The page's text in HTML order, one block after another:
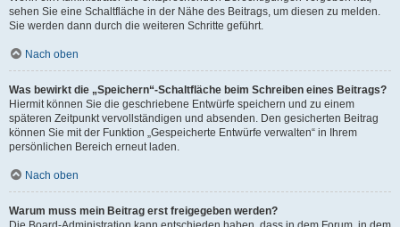
sehen Sie eine Schaltfläche in der Nähe des Beitrags, um diesen zu melden.
Sie werden dann durch die weiteren Schritte geführt.
Nach oben
Was bewirkt die „Speichern“-Schaltfläche beim Schreiben eines Beitrags?
Hiermit können Sie die geschriebene Entwürfe speichern und zu einem
späteren Zeitpunkt vervollständigen und absenden. Den gesicherten Beitrag
können Sie mit der Funktion „Gespeicherte Entwürfe verwalten“ in Ihrem
persönlichen Bereich erneut laden.
Nach oben
Warum muss mein Beitrag erst freigegeben werden?